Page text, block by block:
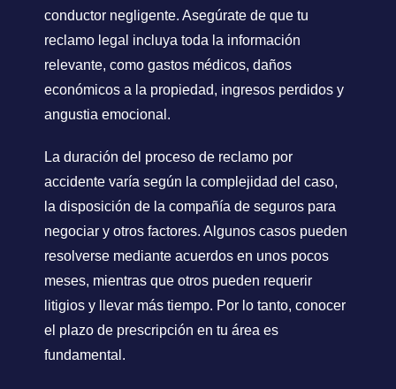
conductor negligente. Asegúrate de que tu
reclamo legal incluya toda la información
relevante, como gastos médicos, daños
económicos a la propiedad, ingresos perdidos y
angustia emocional.
La duración del proceso de reclamo por
accidente varía según la complejidad del caso,
la disposición de la compañía de seguros para
negociar y otros factores. Algunos casos pueden
resolverse mediante acuerdos en unos pocos
meses, mientras que otros pueden requerir
litigios y llevar más tiempo. Por lo tanto, conocer
el plazo de prescripción en tu área es
fundamental.